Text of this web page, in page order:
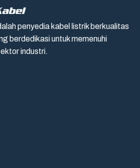
penyedia kabel listrik berkualitas
berdedikasi untuk memenuhi
industri.